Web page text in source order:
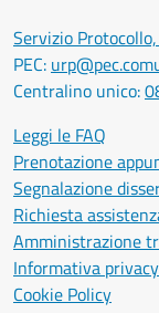
Servizio
PEC:
Centralino unico:
Leggi le FAQ
Prenotazione
Segnalazione
Richiesta
Amministrazione
Informativa privacy
Cookie Policy